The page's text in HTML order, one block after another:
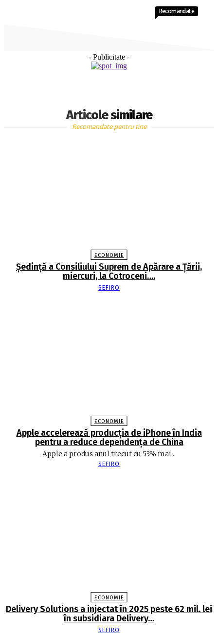
- Publicitate -
Articole similare
Recomandate
Recomandate pentru tine
ECONOMIE
Şedinţă a Consiliului Suprem de Apărare a Ţării,
miercuri, la Cotroceni….
SEFIRO
ECONOMIE
Apple accelerează producția de iPhone în India
pentru a reduce dependența de China
Apple a produs anul trecut cu 53% mai...
SEFIRO
ECONOMIE
Delivery Solutions a injectat în 2025 peste 62 mil. lei
în subsidiara Delivery…
SEFIRO